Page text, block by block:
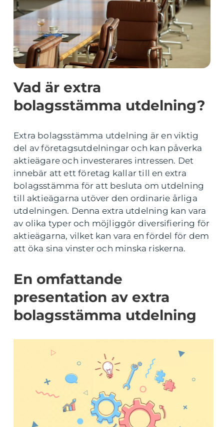
Vad är extra
bolagsstämma utdelning?
Extra bolagsstämma utdelning är en viktig
del av företagsutdelningar och kan påverka
aktieägare och investerares intressen. Det
innebär att ett företag kallar till en extra
bolagsstämma för att besluta om utdelning
till aktieägarna utöver den ordinarie årliga
utdelningen. Denna extra utdelning kan vara
av olika typer och möjliggör diversifiering för
aktieägarna, vilket kan vara en fördel för dem
att öka sina vinster och minska riskerna.
En omfattande
presentation av extra
bolagsstämma utdelning